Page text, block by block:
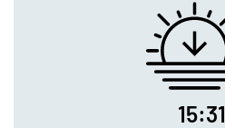
15:31